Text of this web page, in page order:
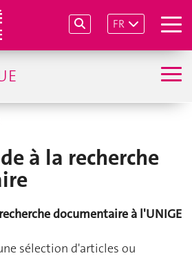
FR
à la recherche
documentaire à l'UNIGE
sélection d'articles ou